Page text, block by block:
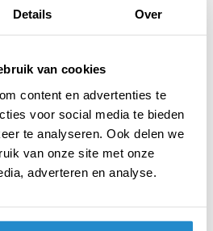
Details Over
van cookies
content en advertenties te
voor social media te bieden
te analyseren. Ook delen we
van onze site met onze
adverteren en analyse.
verboden
om te
wie op je